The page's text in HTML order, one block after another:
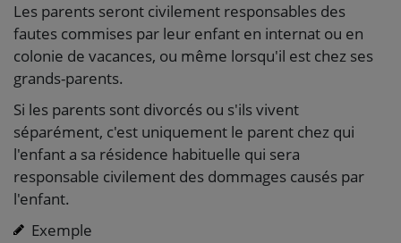
Les parents seront civilement responsables des
fautes commises par leur enfant en internat ou en
colonie de vacances, ou même lorsqu'il est chez ses
grands-parents.
Si les parents sont divorcés ou s'ils vivent
séparément, c'est uniquement le parent chez qui
l'enfant a sa résidence habituelle qui sera
responsable civilement des dommages causés par
l'enfant.
Exemple